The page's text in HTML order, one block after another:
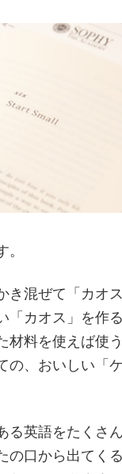
き混ぜて「カオ
「カオス」を作
材料を使えば使
の、おいしい「
る英語をたくさ
の口から出てく